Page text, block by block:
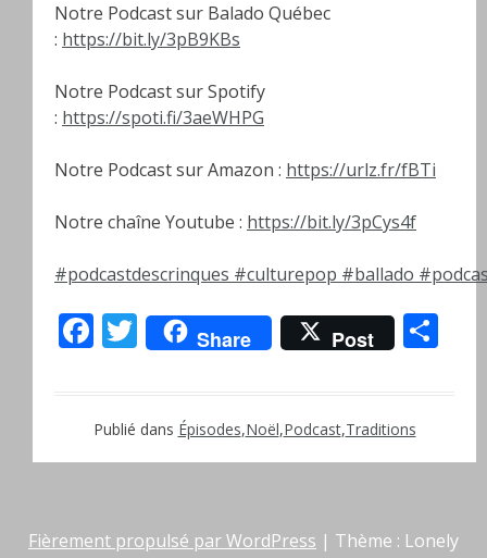
Notre Podcast sur Balado Québec
: https://bit.ly/3pB9KBs
Notre Podcast sur Spotify
: https://spoti.fi/3aeWHPG
Notre Podcast sur Amazon : https://urlz.fr/fBTi
Notre chaîne Youtube : https://bit.ly/3pCys4f
#podcastdescrinques #culturepop #ballado
Facebook
Twitter
Share Post
Publié dans Épisodes,Noël,Podcast,Traditions
Fièrement propulsé par WordPress | Thème : Lonely